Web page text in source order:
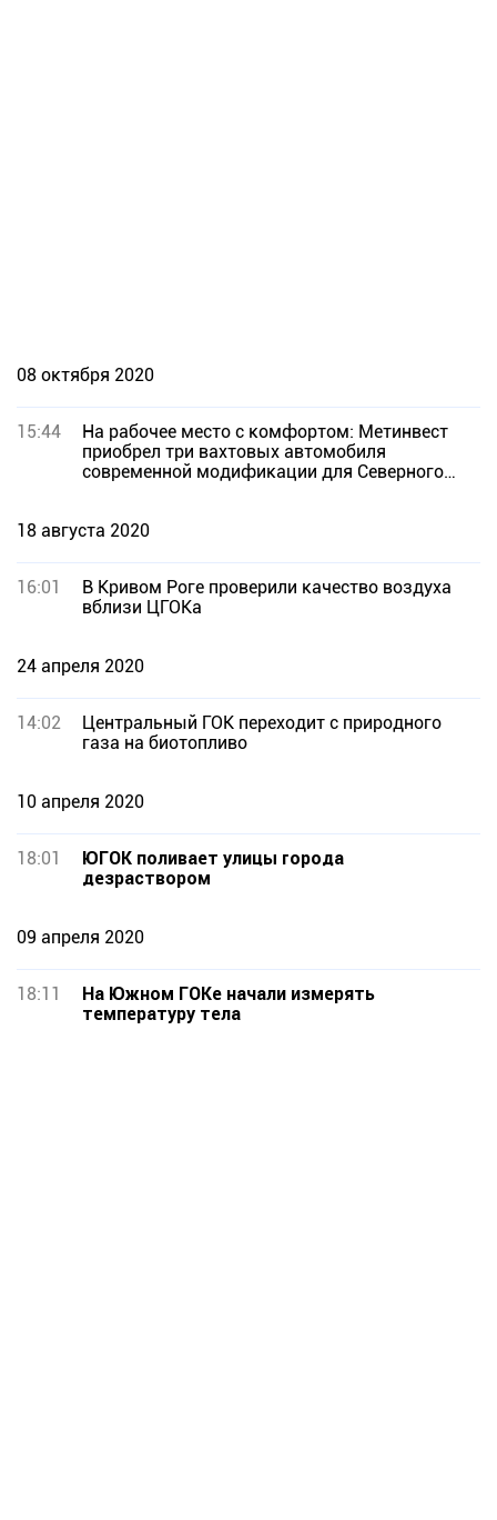
08 октября 2020
15:44
На рабочее место с комфортом: Метинвест
приобрел три вахтовых автомобиля
современной модификации для Северного
18 августа 2020
16:01
В Кривом Роге проверили качество воздуха
вблизи ЦГОКа
24 апреля 2020
14:02
Центральный ГОК переходит с природного
газа на биотопливо
10 апреля 2020
18:01
ЮГОК поливает улицы города
дезраствором
09 апреля 2020
18:11
На Южном ГОКе начали измерять
температуру тела